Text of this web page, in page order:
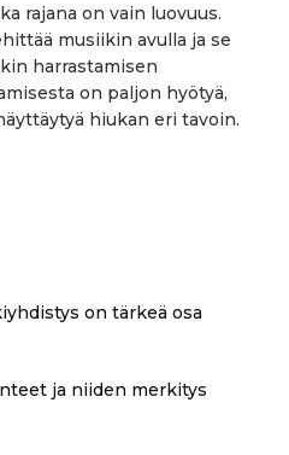
rajana on vain luovuus.
musiikin avulla ja se
harrastamisen
on paljon hyötyä,
hiukan eri tavoin.
on tärkeä osa
ja niiden merkitys